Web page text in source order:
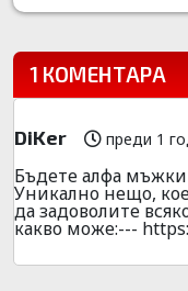
1 КОМЕНТАРА
DiKer преди 1
Бъдете алфа мъжки
Уникално нещо,
да задоволите
какво може:---